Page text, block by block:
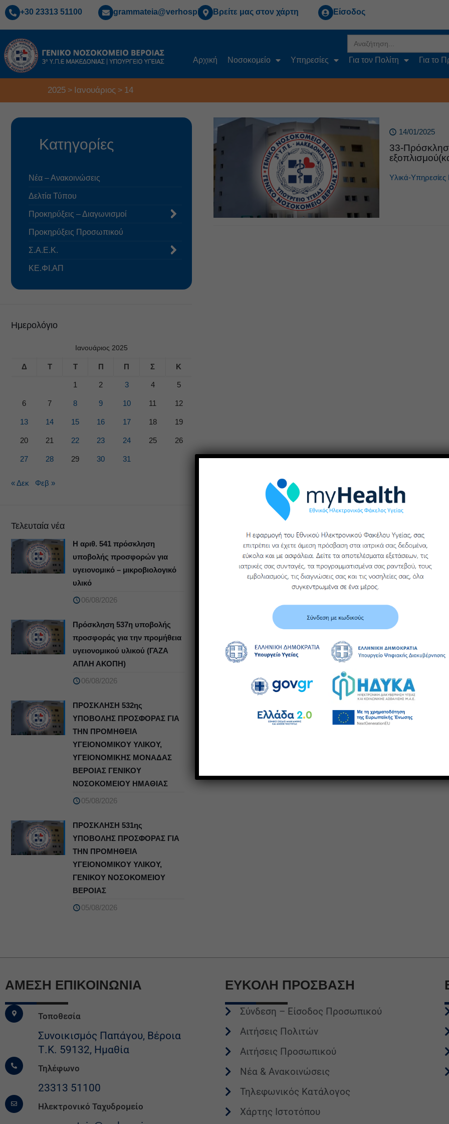
+30 23313 51100 grammateia@verhospi.gr Βρείτε μας στον χάρτη Είσοδος
for:
Αρχική
Νοσοκομείο Υπηρεσίες Για τον Πολίτη Για το
2025> Ιανουάριος > 14
14/01/2025
33-
Υλικά-Υπηρεσίες
Κατηγορίες
Νέα – Ανακοινώσεις
Δελτία Τύπου
Προκηρύξεις – Διαγωνισμοί
Προκηρύξεις Προσωπικού
Σ.Α.Ε.Κ.
ΚΕ.ΦΙ.ΑΠ
Ημερολόγιο
Ιανουάριος 2025
Δ Τ Τ Π Π Σ Κ
1 2 3 4 5
6 7 8 9 10 11 12
13 14 15 16 17 18 19
20 21 22 23 24 25 26
27 28 29 30 31
« Δεκ Φεβ »
Τελευταία νέα
Η αριθ. 541 πρόσκληση
υποβολής προσφορών για
υγειονομικό – μικροβιολογικό
υλικό
06/08/2026
Πρόσκληση 537η υποβολής
προσφοράς για την προμήθεια
υγειονομικού υλικού (ΓΑΖΑ
ΑΠΛΗ ΑΚΟΠΗ)
06/08/2026
ΠΡΟΣΚΛΗΣΗ 532ης
ΥΠΟΒΟΛΗΣ ΠΡΟΣΦΟΡΑΣ ΓΙΑ
ΤΗΝ ΠΡΟΜΗΘΕΙΑ
ΥΓΕΙΟΝΟΜΙΚΟΥ ΥΛΙΚΟΥ,
ΥΓΕΙΟΝΟΜΙΚΗΣ ΜΟΝΑΔΑΣ
ΒΕΡΟΙΑΣ ΓΕΝΙΚΟΥ
ΝΟΣΟΚΟΜΕΙΟΥ ΗΜΑΘΙΑΣ
05/08/2026
ΠΡΟΣΚΛΗΣΗ 531ης
ΥΠΟΒΟΛΗΣ ΠΡΟΣΦΟΡΑΣ ΓΙΑ
ΤΗΝ ΠΡΟΜΗΘΕΙΑ
ΥΓΕΙΟΝΟΜΙΚΟΥ ΥΛΙΚΟΥ,
ΓΕΝΙΚΟΥ ΝΟΣΟΚΟΜΕΙΟΥ
ΒΕΡΟΙΑΣ
05/08/2026
ΆΜΕΣΗ ΕΠΙΚΟΙΝΩΝΙΑ
Τοποθεσία
Συνοικισμός Παπάγου, Βέροια
Τ.Κ. 59132, Ημαθία
Τηλέφωνο
23313 51100
Ηλεκτρονικό Ταχυδρομείο
ΕΥΚΟΛΗ ΠΡΟΣΒΑΣΗ
Σύνδεση – Είσοδος Προσωπικού
Αιτήσεις Πολιτών
Αιτήσεις Προσωπικού
Νέα & Ανακοινώσεις
Τηλεφωνικός Κατάλογος
Χάρτης Ιστοτόπου